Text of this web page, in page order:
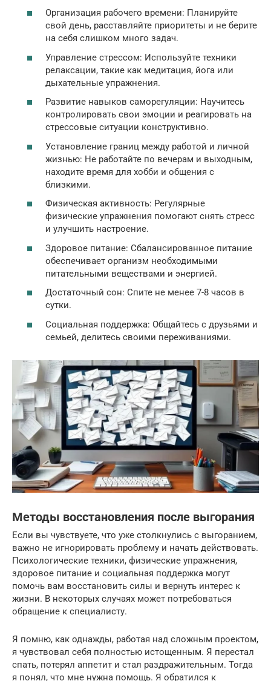
Организация рабочего времени: Планируйте
свой день, расставляйте приоритеты и не берите
на себя слишком много задач.
Управление стрессом: Используйте техники
релаксации, такие как медитация, йога или
дыхательные упражнения.
Развитие навыков саморегуляции: Научитесь
контролировать свои эмоции и реагировать на
стрессовые ситуации конструктивно.
Установление границ между работой и личной
жизнью: Не работайте по вечерам и выходным,
находите время для хобби и общения с
близкими.
Физическая активность: Регулярные
физические упражнения помогают снять стресс
и улучшить настроение.
Здоровое питание: Сбалансированное питание
обеспечивает организм необходимыми
питательными веществами и энергией.
Достаточный сон: Спите не менее 7-8 часов в
сутки.
Социальная поддержка: Общайтесь с друзьями и
семьей, делитесь своими переживаниями.
Методы восстановления после выгорания
Если вы чувствуете, что уже столкнулись с выгоранием,
важно не игнорировать проблему и начать действовать.
Психологические техники, физические упражнения,
здоровое питание и социальная поддержка могут
помочь вам восстановить силы и вернуть интерес к
жизни. В некоторых случаях может потребоваться
обращение к специалисту.
Я помню, как однажды, работая над сложным проектом,
я чувствовал себя полностью истощенным. Я перестал
спать, потерял аппетит и стал раздражительным. Тогда
я понял, что мне нужна помощь. Я обратился к